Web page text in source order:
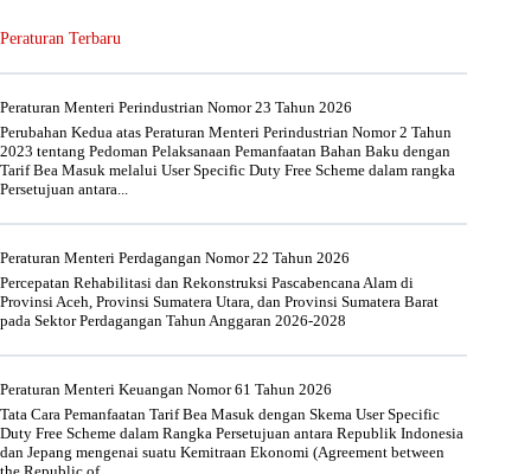
Peraturan Terbaru
Peraturan Menteri Perindustrian Nomor 23 Tahun 2026
Perubahan Kedua atas Peraturan Menteri Perindustrian Nomor 2 Tahun
2023 tentang Pedoman Pelaksanaan Pemanfaatan Bahan Baku dengan
Tarif Bea Masuk melalui User Specific Duty Free Scheme dalam rangka
Persetujuan antara...
Peraturan Menteri Perdagangan Nomor 22 Tahun 2026
Percepatan Rehabilitasi dan Rekonstruksi Pascabencana Alam di
Provinsi Aceh, Provinsi Sumatera Utara, dan Provinsi Sumatera Barat
pada Sektor Perdagangan Tahun Anggaran 2026-2028
Peraturan Menteri Keuangan Nomor 61 Tahun 2026
Tata Cara Pemanfaatan Tarif Bea Masuk dengan Skema User Specific
Duty Free Scheme dalam Rangka Persetujuan antara Republik Indonesia
dan Jepang mengenai suatu Kemitraan Ekonomi (Agreement between